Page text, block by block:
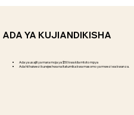
Ada ya usajili ya mara moja ya $50 kwa kila mtoto mpya
Ada hii haiwezi kurejeshwa na itatumika kwa masomo ya mwezi wa kwanza.
ADA YA KUJIANDIKISHA